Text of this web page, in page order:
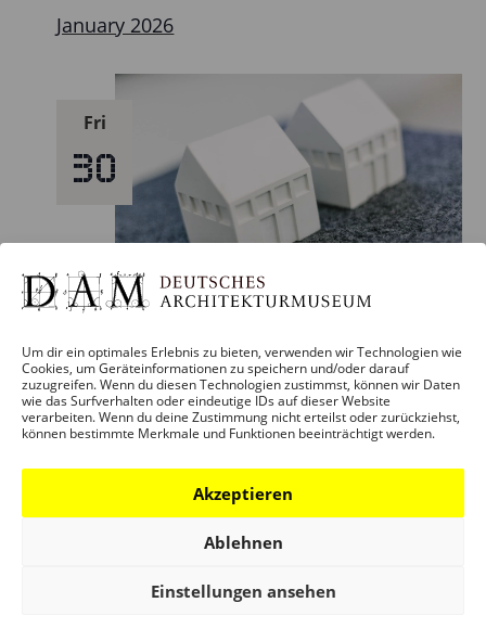
Um dir ein optimales Erlebnis zu bieten, verwenden wir Technologien wie
Cookies, um Geräteinformationen zu speichern und/oder darauf
zuzugreifen. Wenn du diesen Technologien zustimmst, können wir Daten
wie das Surfverhalten oder eindeutige IDs auf dieser Website
verarbeiten. Wenn du deine Zustimmung nicht erteilst oder zurückziehst,
können bestimmte Merkmale und Funktionen beeinträchtigt werden.
Akzeptieren
Ablehnen
Einstellungen ansehen
January 2026
Fri
30
Award Ceremony + Exhibition Opening:
DAM Preis 2026 The 23 best buildings
in/from Germany